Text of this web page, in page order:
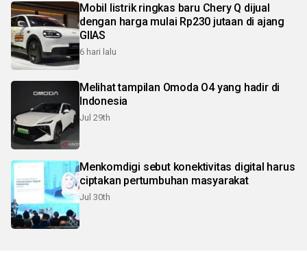
Mobil listrik ringkas baru Chery Q dijual
dengan harga mulai Rp230 jutaan di ajang
GIIAS
6 hari lalu
Melihat tampilan Omoda O4 yang hadir di
Indonesia
Jul 29th
Menkomdigi sebut konektivitas digital harus
ciptakan pertumbuhan masyarakat
Jul 30th